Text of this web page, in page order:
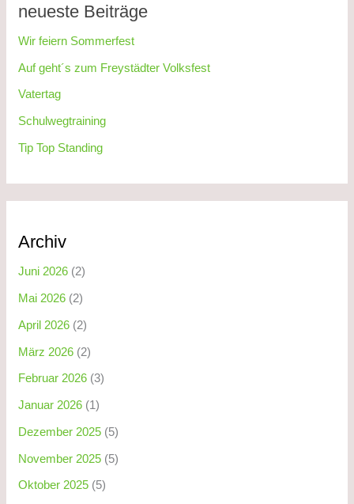
neueste Beiträge
Wir feiern Sommerfest
Auf geht´s zum Freystädter Volksfest
Vatertag
Schulwegtraining
Tip Top Standing
Archiv
Juni 2026 (2)
Mai 2026 (2)
April 2026 (2)
März 2026 (2)
Februar 2026 (3)
Januar 2026 (1)
Dezember 2025 (5)
November 2025 (5)
Oktober 2025 (5)